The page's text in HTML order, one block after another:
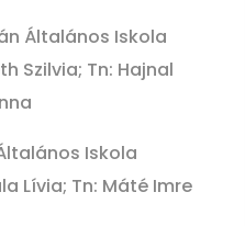
Általános Iskola
Szilvia; Tn: Hajnal
Iskola
Lívia; Tn: Máté Imre